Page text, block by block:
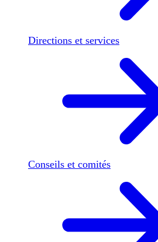
Directions et services
Conseils et comités